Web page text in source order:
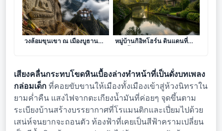
ดั่งรอยจารึกแห่งศรัทธากลาง
วงล้อมขุนเขา ณ เมืองบูธาน
มนตราแห่งความเงียบสงัด ณ
หมู่บ้านกิอิทโฮร์น ดินแดนที่
เสียงคลื่นกระทบโขดหินเบื้องล่างทำหน้าที่เป็นดั่งบทเพลง
กล่อมเด็กที่คอยขับขานให้เมืองทั้งเมืองเข้าสู่ห้วงนิทราใน
ยามค่ำคืน แสงไฟจากตะเกียงน้ำมันที่ค่อยๆ จุดขึ้นตาม
ระเบียงบ้านสร้างบรรยากาศที่โรแมนติกและเปี่ยมไปด้วย
เสน่ห์จนยากจะถอนตัว ท้องฟ้าที่เคยเป็นสีฟ้าครามเปลี่ยน